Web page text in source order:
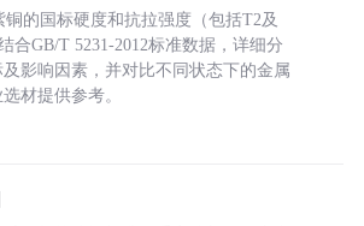
的国标硬度和抗拉强度（包括T2及
合GB/T 5231-2012标准数据，详细分
影响因素，并对比不同状态下的金属
材提供参考。